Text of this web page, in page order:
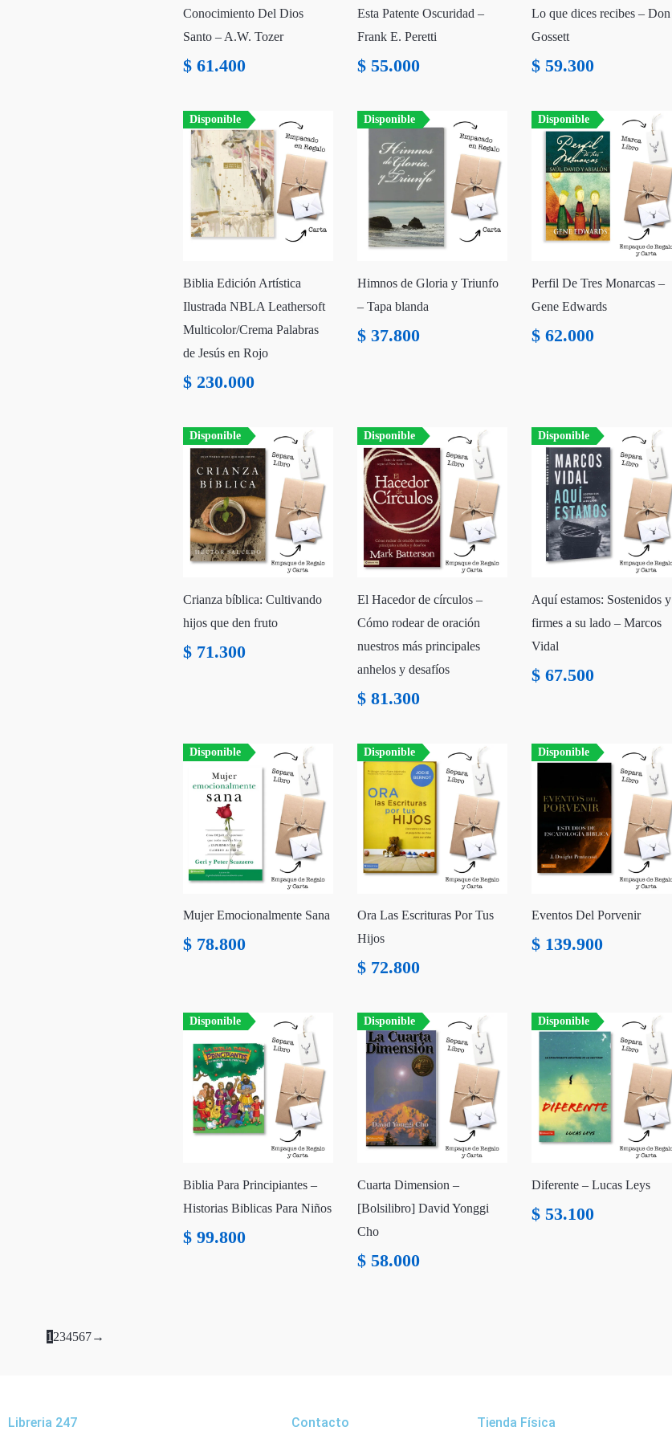
Conocimiento Del Dios
Santo – A.W. Tozer
$ 61.400
Esta Patente Oscuridad –
Frank E. Peretti
$ 55.000
Lo que dices recibes – Don
Gossett
$ 59.300
Disponible
Biblia Edición Artística
Ilustrada NBLA Leathersoft
Multicolor/Crema Palabras
de Jesús en Rojo
$ 230.000
Disponible
Himnos de Gloria y Triunfo
– Tapa blanda
$ 37.800
Disponible
Perfil De Tres Monarcas –
Gene Edwards
$ 62.000
Disponible
Crianza bíblica: Cultivando
hijos que den fruto
$ 71.300
Disponible
El Hacedor de círculos –
Cómo rodear de oración
nuestros más principales
anhelos y desafíos
$ 81.300
Disponible
Aquí estamos: Sostenidos y
firmes a su lado – Marcos
Vidal
$ 67.500
Disponible
Mujer Emocionalmente Sana
$ 78.800
Disponible
Ora Las Escrituras Por Tus
Hijos
$ 72.800
Disponible
Eventos Del Porvenir
$ 139.900
Disponible
Biblia Para Principiantes –
Historias Biblicas Para Niños
$ 99.800
Disponible
Cuarta Dimension –
[Bolsilibro] David Yonggi
Cho
$ 58.000
Disponible
Diferente – Lucas Leys
$ 53.100
1 234567→
Libreria 247 Contacto Tienda Física